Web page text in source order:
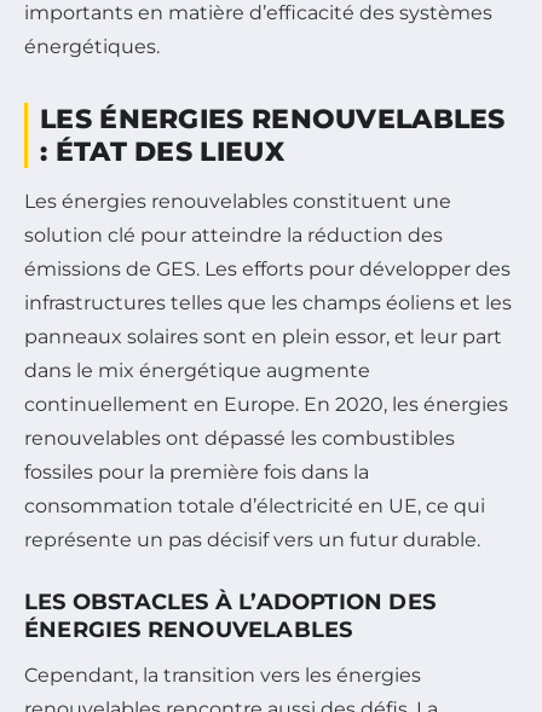
importants en matière d’efficacité des systèmes
énergétiques.
LES ÉNERGIES RENOUVELABLES
: ÉTAT DES LIEUX
Les énergies renouvelables constituent une
solution clé pour atteindre la réduction des
émissions de GES. Les efforts pour développer des
infrastructures telles que les champs éoliens et les
panneaux solaires sont en plein essor, et leur part
dans le mix énergétique augmente
continuellement en Europe. En 2020, les énergies
renouvelables ont dépassé les combustibles
fossiles pour la première fois dans la
consommation totale d’électricité en UE, ce qui
représente un pas décisif vers un futur durable.
LES OBSTACLES À L’ADOPTION DES
ÉNERGIES RENOUVELABLES
Cependant, la transition vers les énergies